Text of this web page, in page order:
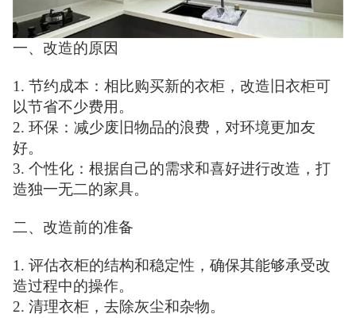
一、改造的原因
1. 节约成本：相比购买新的衣柜，改造旧衣柜可
以节省不少费用。
2. 环保：减少废旧物品的浪费，对环境更加友
好。
3. 个性化：根据自己的需求和喜好进行改造，打
造独一无二的家具。
二、改造前的准备
1. 评估衣柜的结构和稳定性，确保其能够承受改
造过程中的操作。
2. 清理衣柜，去除灰尘和杂物。